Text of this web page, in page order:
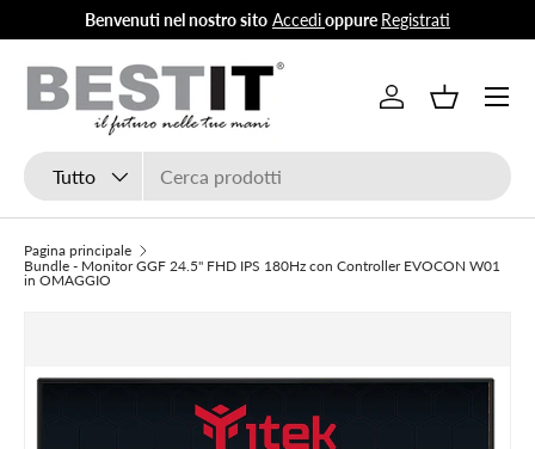
Passa ai contenuti
Benvenuti nel nostro sito Accedioppure Registrati
Cerca
Tipo prodotto
Tutto
AccediCestino
Menu
Pagina principale
Bundle - Monitor GGF 24.5" FHD IPS 180Hz con Controller EVOCON W01
in OMAGGIO